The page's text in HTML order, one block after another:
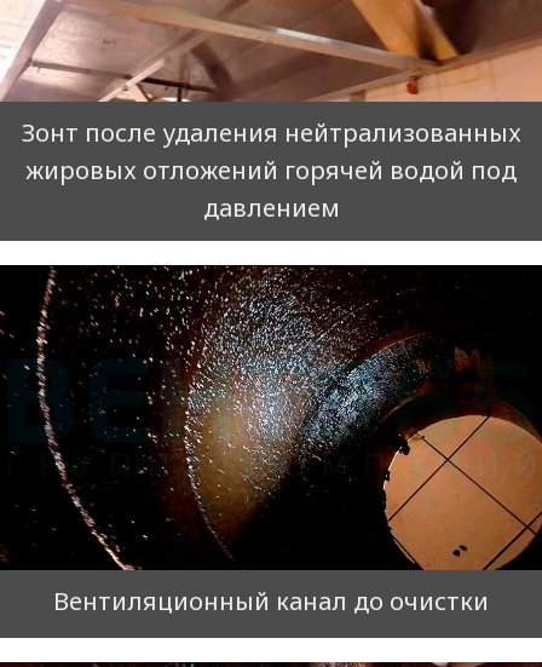
Зонт после удаления нейтрализованных
жировых отложений горячей водой под
давлением
Вентиляционный канал до очистки